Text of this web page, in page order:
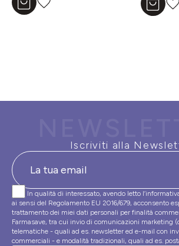
Aggiungi al carrello
Iscriviti alla
In qualità di interessato, avendo letto
ai sensi del Regolamento EU 2016/679, acconsento
trattamento dei miei dati personali per finalità
Farmasave, tra cui invio di comunicazioni marketing
telematiche - quali ad es. newsletter ed e-mail con
commerciali - e modalità tradizionali, quali ad es.